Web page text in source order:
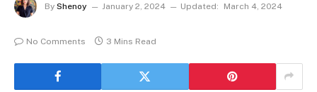
By Shenoy January 2, 2024 Updated: March 4, 2024
No Comments 3 Mins Read